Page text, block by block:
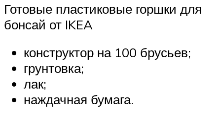
Готовые пластиковые горшки для
бонсай от IKEA
конструктор на 100 брусьев;
грунтовка;
лак;
наждачная бумага.